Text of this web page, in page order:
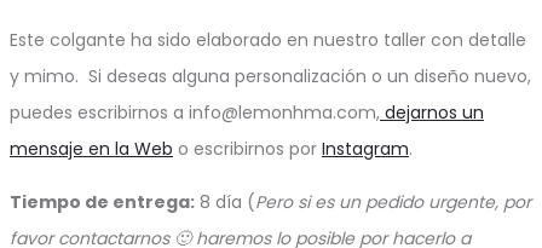
Este colgante ha sido elaborado en nuestro taller con detalle
y mimo. Si deseas alguna personalización o un diseño nuevo,
puedes escribirnos a info@lemonhma.com, dejarnos un
mensaje en la Web o escribirnos por Instagram.
Tiempo de entrega: 8 día (Pero si es un pedido urgente, por
favor contactarnos 🙂 haremos lo posible por hacerlo a